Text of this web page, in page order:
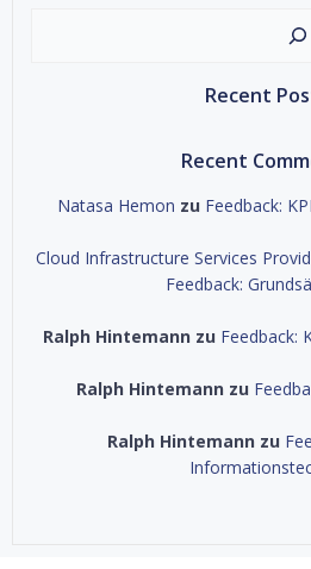
Recent
Recent
Natasa Hemon zu Feedback:
Cloud Infrastructure Services
Feedback:
Ralph Hintemannzu Feedback:
Ralph Hintemann zu
Ralph Hintemannzu